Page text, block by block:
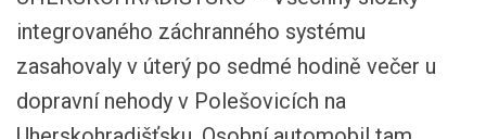
integrovaného záchranného systému
zasahovaly v úterý po sedmé hodině večer u
dopravní nehody v Polešovicích na